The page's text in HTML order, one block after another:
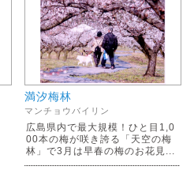
満汐梅林
マンチョウバイリン
広島県内で最大規模！ひと目1,0
00本の梅が咲き誇る「天空の梅
林」で3月は早春の梅のお花見...